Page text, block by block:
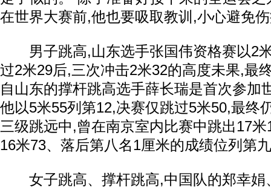
在世界大赛前,他也要吸取教训,小心避免
男子跳高,山东选手张国伟资格赛以2
过2米29后,三次冲击2米32的高度未果,最
自山东的撑杆跳高选手薛长瑞是首次参加
他以5米55列第12,决赛仅跳过5米50,最终
三级跳远中,曾在南京室内比赛中跳出17
16米73、落后第八名1厘米的成绩位列第
女子跳高、撑杆跳高,中国队的郑幸娟